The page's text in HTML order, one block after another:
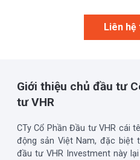
Liên hệ
Giới thiệu chủ đầu tư
tư VHR
CTy Cổ Phần Đầu tư VHR cái
động sản Việt Nam, đặc biệt
đầu tư VHR Investment này